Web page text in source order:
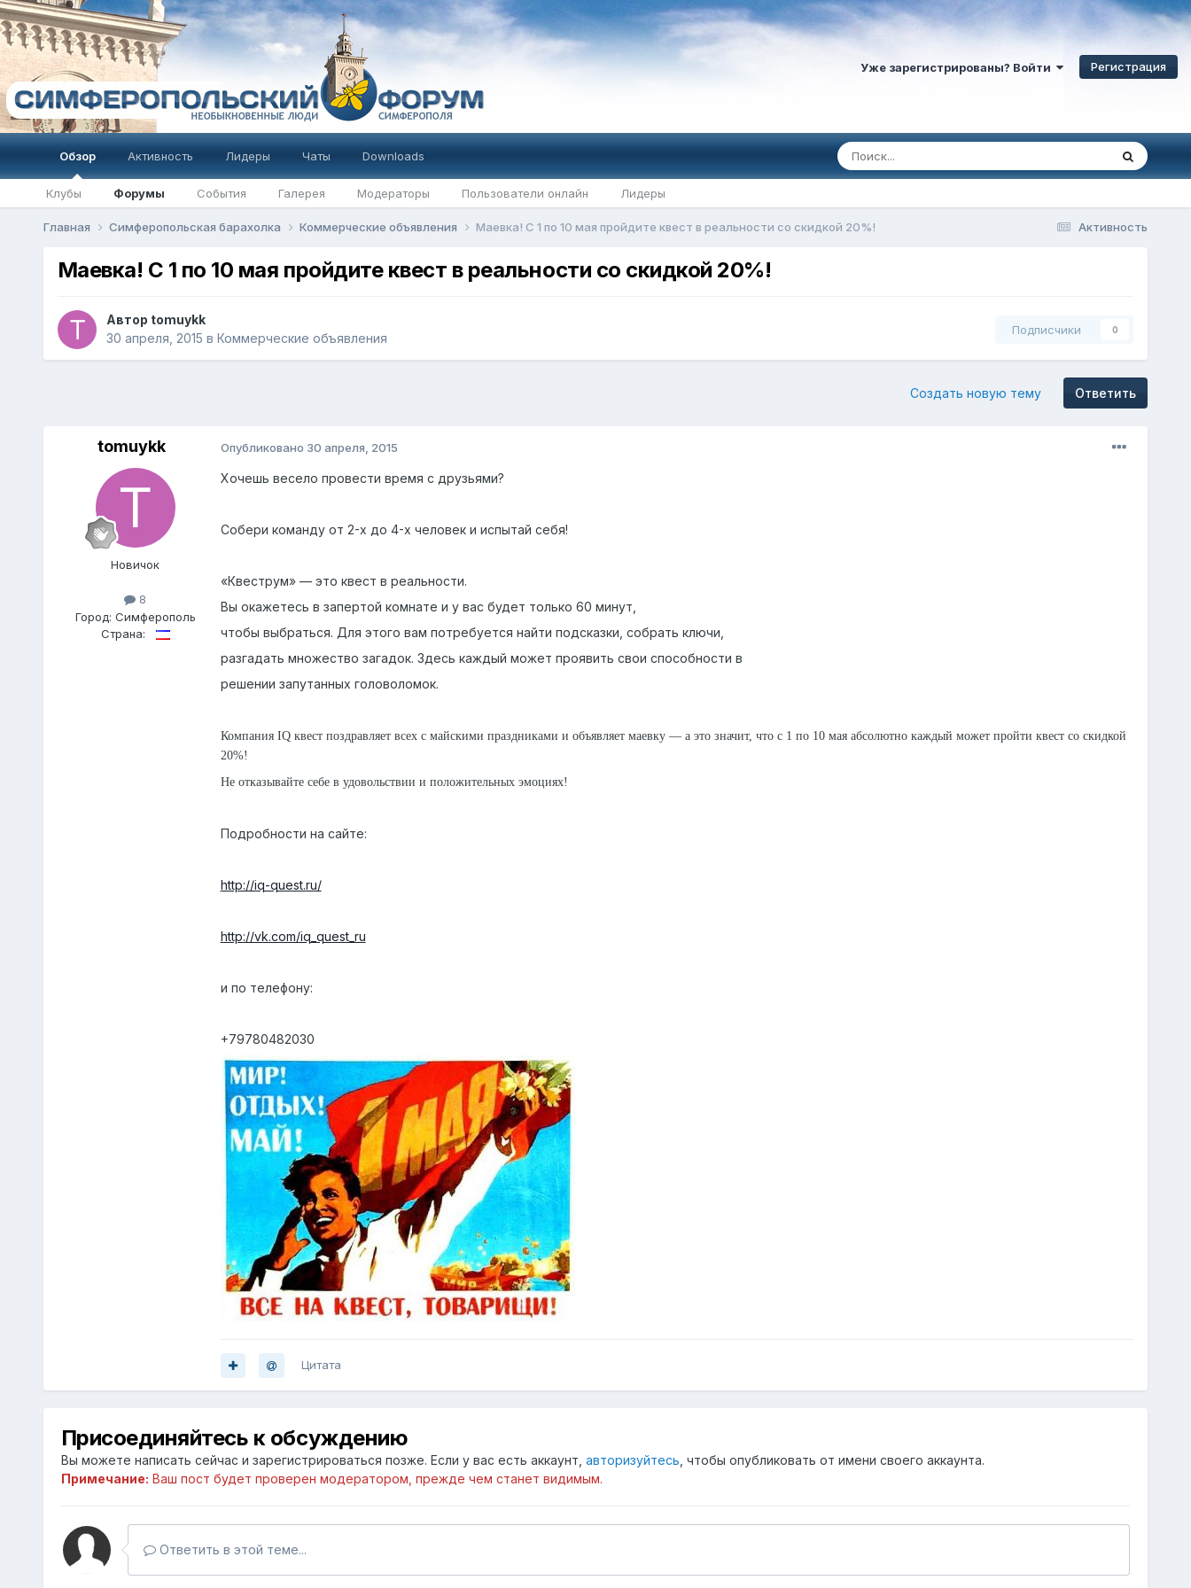
Уже зарегистрированы? Войти Регистрация
Обзор
Клубы Форумы События Галерея Модераторы Пользователи онлайн Лидеры
Активность Лидеры Чаты Downloads
Активность
Главная Симферопольская барахолка Коммерческие объявления Маевка! С 1 по 10 мая пройдите квест в реальности со скидкой 20%!
Маевка! С 1 по 10 мая пройдите квест в реальности со скидкой 20%!
Автор tomuykk
30 апреля, 2015 в Коммерческие объявления
Подписчики 0
Ответить
Создать новую тему
tomuykk
Новичок
8
Город: Симферополь
Страна:
Опубликовано 30 апреля, 2015
Хочешь весело провести время с друзьями?
Собери команду от 2-х до 4-х человек и испытай себя!
«Квеструм» — это квест в реальности.
Вы окажетесь в запертой комнате и у вас будет только 60 минут,
чтобы выбраться. Для этого вам потребуется найти подсказки, собрать ключи,
разгадать множество загадок. Здесь каждый может проявить свои способности в
решении запутанных головоломок.
Компания IQ квест поздравляет всех с майскими праздниками и объявляет маевку — а это значит, что с 1 по 10 мая абсолютно каждый может пройти квест со скидкой
20%!
Не отказывайте себе в удовольствии и положительных эмоциях!
Подробности на сайте:
http://iq-quest.ru/
http://vk.com/iq_quest_ru
и по телефону:
+79780482030
Цитата
Присоединяйтесь к обсуждению
Вы можете написать сейчас и зарегистрироваться позже. Если у вас есть аккаунт, авторизуйтесь , чтобы опубликовать от имени своего аккаунта.
Примечание: Ваш пост будет проверен модератором, прежде чем станет видимым.
Ответить в этой теме...